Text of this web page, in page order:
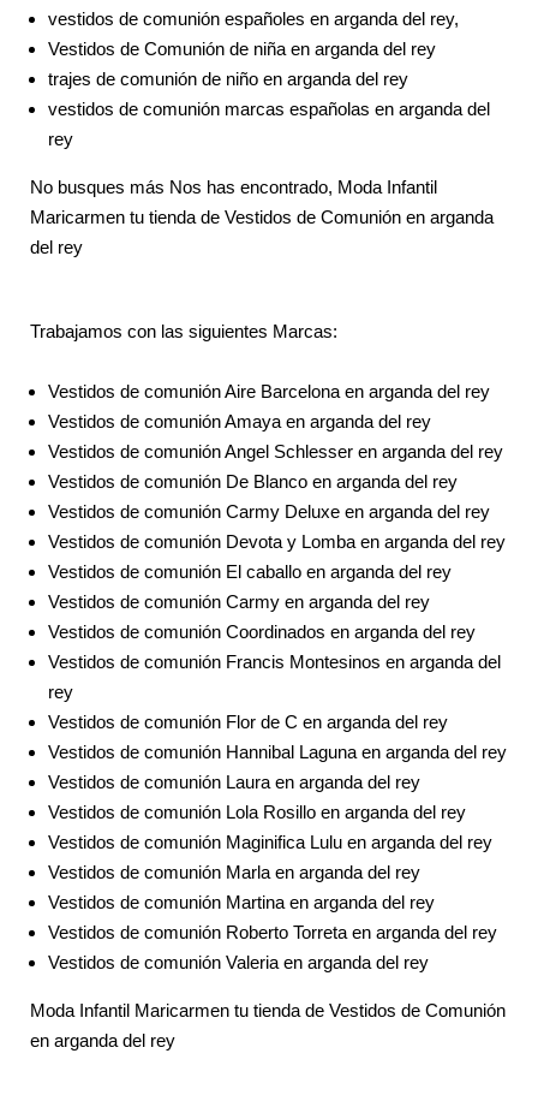
vestidos de comunión españoles en arganda del rey,
Vestidos de Comunión de niña en arganda del rey
trajes de comunión de niño en arganda del rey
vestidos de comunión marcas españolas en arganda del
rey
No busques más Nos has encontrado, Moda Infantil
Maricarmen tu tienda de Vestidos de Comunión en arganda
del rey
Trabajamos con las siguientes Marcas:
Vestidos de comunión Aire Barcelona en arganda del rey
Vestidos de comunión Amaya en arganda del rey
Vestidos de comunión Angel Schlesser en arganda del rey
Vestidos de comunión De Blanco en arganda del rey
Vestidos de comunión Carmy Deluxe en arganda del rey
Vestidos de comunión Devota y Lomba en arganda del rey
Vestidos de comunión El caballo en arganda del rey
Vestidos de comunión Carmy en arganda del rey
Vestidos de comunión Coordinados en arganda del rey
Vestidos de comunión Francis Montesinos en arganda del
rey
Vestidos de comunión Flor de C en arganda del rey
Vestidos de comunión Hannibal Laguna en arganda del rey
Vestidos de comunión Laura en arganda del rey
Vestidos de comunión Lola Rosillo en arganda del rey
Vestidos de comunión Maginifica Lulu en arganda del rey
Vestidos de comunión Marla en arganda del rey
Vestidos de comunión Martina en arganda del rey
Vestidos de comunión Roberto Torreta en arganda del rey
Vestidos de comunión Valeria en arganda del rey
Moda Infantil Maricarmen tu tienda de Vestidos de Comunión
en arganda del rey